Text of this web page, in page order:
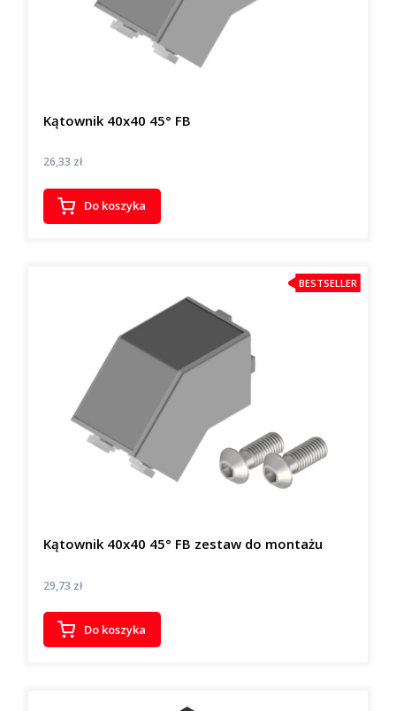
Kątownik 40x40 45° FB
Cena
26,33 zł
Do koszyka
BESTSELLER
Kątownik 40x40 45° FB zestaw do montażu
Cena
29,73 zł
Do koszyka